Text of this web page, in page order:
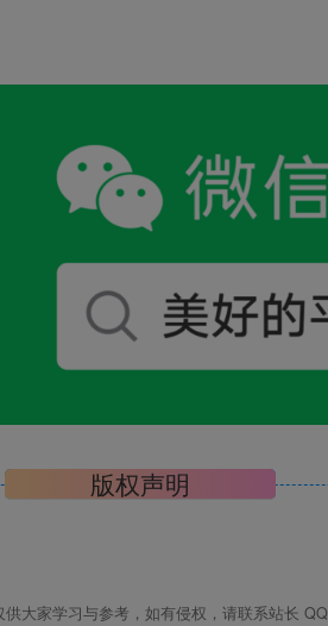
版权声明
大家学习与参考，如有侵权，请联系站长 QQ